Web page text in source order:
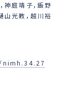
神庭靖子，飯野
山光教，越川裕